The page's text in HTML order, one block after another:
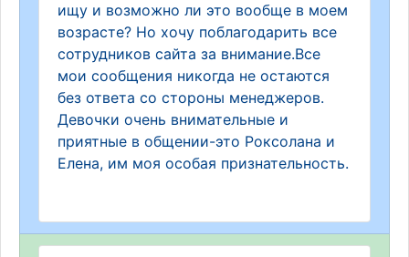
ищу и возможно ли это вообще в моем
возрасте? Но хочу поблагодарить все
сотрудников сайта за внимание.Все
мои сообщения никогда не остаются
без ответа со стороны менеджеров.
Девочки очень внимательные и
приятные в общении-это Роксолана и
Елена, им моя особая признательность.